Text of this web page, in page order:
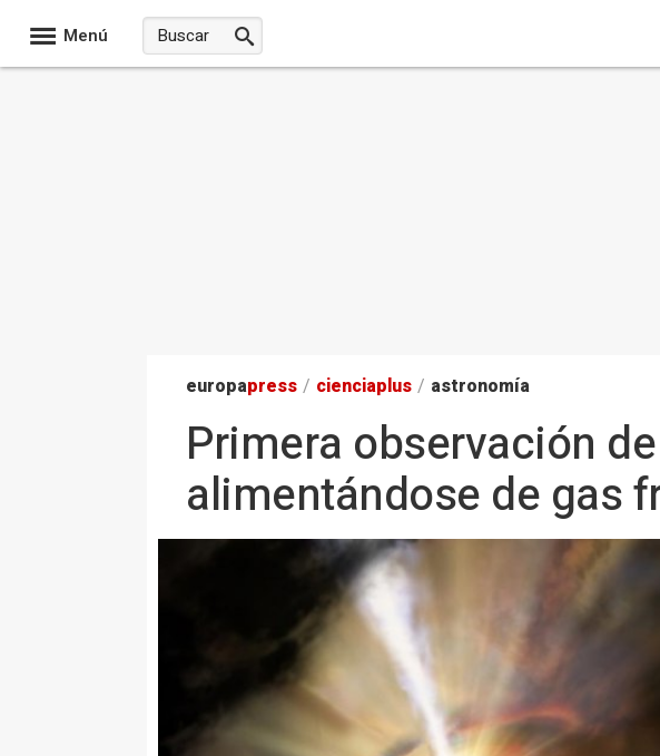
Menú
europapress / cienciaplus / astronomía
Primera observación
alimentándose de gas